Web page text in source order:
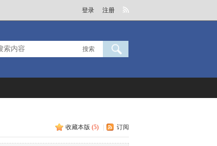
登录 注册
搜索
收藏本版 (5) 订阅